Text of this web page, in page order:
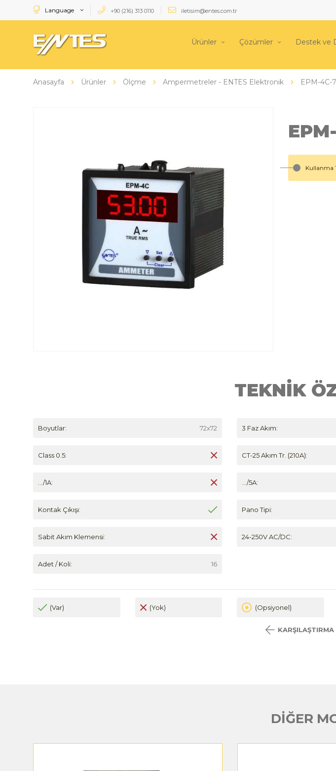
Language +90 (216) 313 0110 iletisim@entes.com.tr
Ürünler Çözümler Destek ve
Anasayfa Ürünler Ölçme Ampermetreler - ENTES Elektronik EPM-4C-
Kullanma
TEKNİK
Boyutlar: 72x72 3 Faz Akım:
Class 0.5: CT-25 Akım Tr. (210A):
.../1A: .../5A:
Kontak Çıkışı: Pano Tipi:
Sabit Akım Klemensi: 24-250V AC/DC:
Adet / Koli: 16
(Var) (Yok) (Opsiyonel)
DİĞER